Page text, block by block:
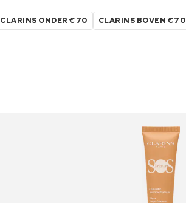
CLARINS ONDER €70 CLARINS BOVEN €70